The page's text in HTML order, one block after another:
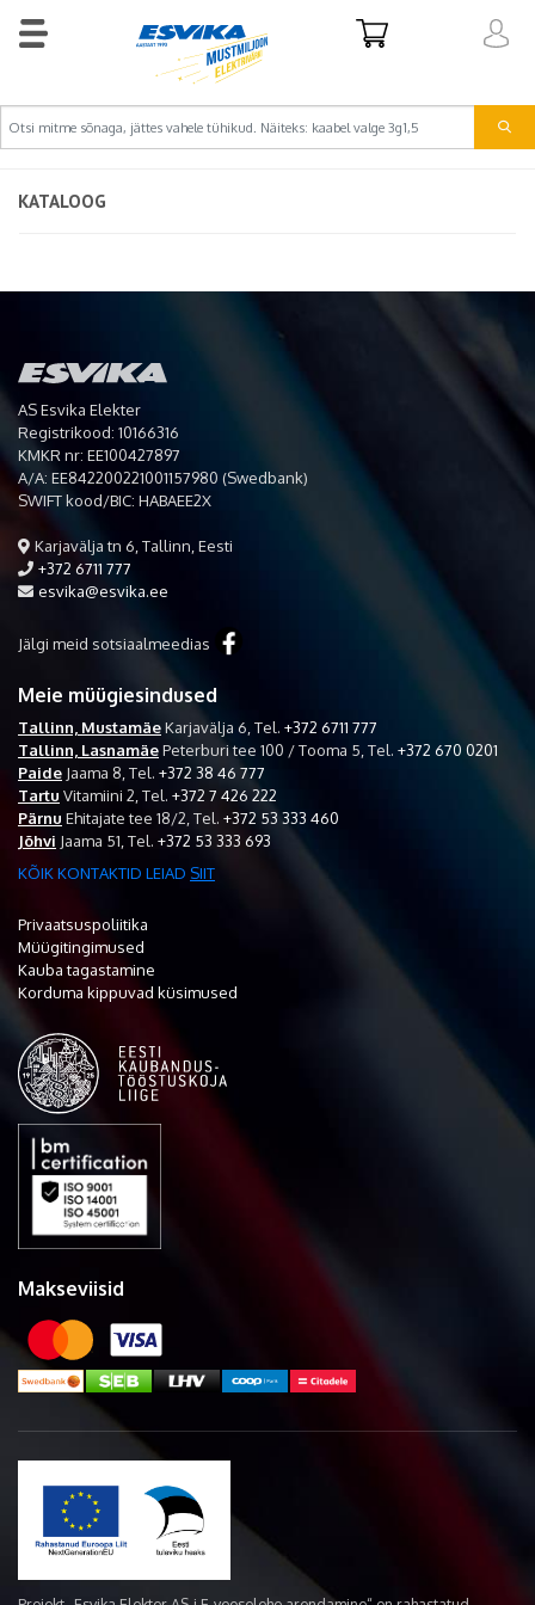
KATALOOG
AS Esvika Elekter
Registrikood: 10166316
KMKR nr: EE100427897
A/A: EE842200221001157980 (Swedbank)
SWIFT kood/BIC: HABAEE2X
Karjavälja tn 6, Tallinn, Eesti
+372 6711 777
esvika@esvika.ee
Jälgi meid sotsiaalmeedias
Meie müügiesindused
Tallinn, MustamäeKarjavälja 6, Tel. +372 6711 777
Tallinn, LasnamäePeterburi tee 100 / Tooma 5, Tel. +372 670 0201
Paide Jaama 8, Tel. +372 38 46 777
Tartu Vitamiini 2, Tel. +372 7 426 222
Pärnu Ehitajate tee 18/2, Tel. +372 53 333 460
Jõhvi Jaama 51, Tel. +372 53 333 693
KÕIK KONTAKTID LEIAD SIIT
Privaatsuspoliitika
Müügitingimused
Kauba tagastamine
Korduma kippuvad küsimused
Makseviisid